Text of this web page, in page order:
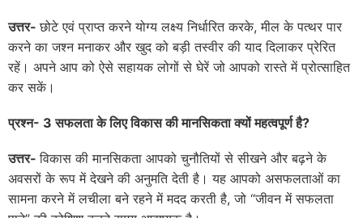
उत्तर-छोटे एवं प्राप्त करने योग्य लक्ष्य निर्धारित करके, मील के पत्थर पार
करने का जश्न मनाकर और खुद को बड़ी तस्वीर की याद दिलाकर प्रेरित
रहें। अपने आप को ऐसे सहायक लोगों से घेरें जो आपको रास्ते में प्रोत्साहित
कर सकें।
प्रश्न- 3 सफलता के लिए विकास की मानसिकता क्यों महत्वपूर्ण है?
उत्तर-विकास की मानसिकता आपको चुनौतियों से सीखने और बढ़ने के
अवसरों के रूप में देखने की अनुमति देती है। यह आपको असफलताओं का
सामना करने में लचीला बने रहने में मदद करती है, जो “जीवन में सफलता